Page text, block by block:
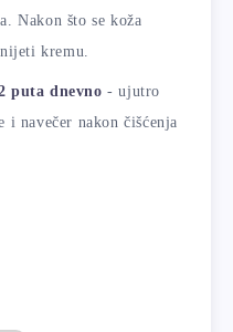
Nakon što se koža
kremu.
puta dnevno - ujutro
i navečer nakon čišćenja